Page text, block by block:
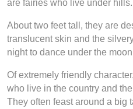
are fairies who live under hills.
About two feet tall, they are
translucent skin and the
night to dance under the
Of extremely friendly
who live in the country and
They often feast around a big